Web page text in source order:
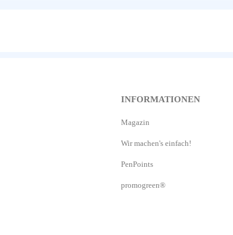
INFORMATIONEN
Magazin
Wir machen's einfach!
PenPoints
promogreen®